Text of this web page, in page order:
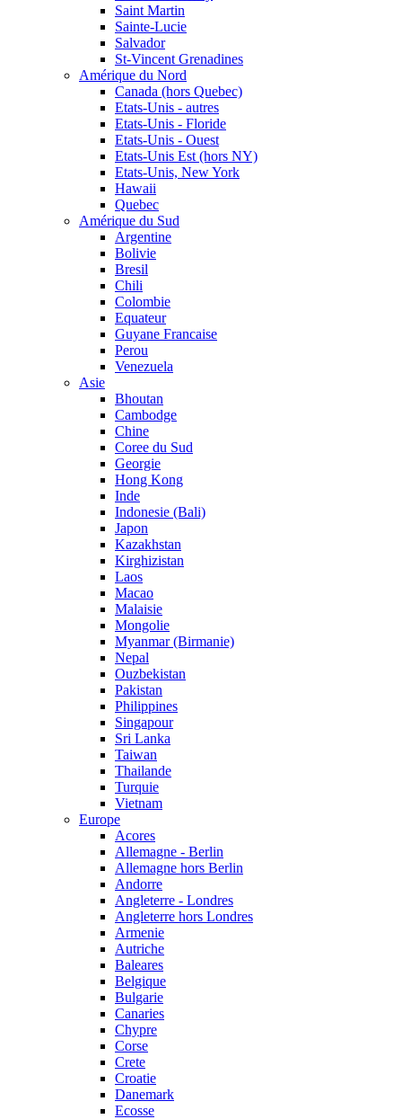
Saint Martin
Sainte-Lucie
Salvador
St-Vincent Grenadines
Amérique du Nord
Canada (hors Quebec)
Etats-Unis - autres
Etats-Unis - Floride
Etats-Unis - Ouest
Etats-Unis Est (hors NY)
Etats-Unis, New York
Hawaii
Quebec
Amérique du Sud
Argentine
Bolivie
Bresil
Chili
Colombie
Equateur
Guyane Francaise
Perou
Venezuela
Asie
Bhoutan
Cambodge
Chine
Coree du Sud
Georgie
Hong Kong
Inde
Indonesie (Bali)
Japon
Kazakhstan
Kirghizistan
Laos
Macao
Malaisie
Mongolie
Myanmar (Birmanie)
Nepal
Ouzbekistan
Pakistan
Philippines
Singapour
Sri Lanka
Taiwan
Thailande
Turquie
Vietnam
Europe
Acores
Allemagne - Berlin
Allemagne hors Berlin
Andorre
Angleterre - Londres
Angleterre hors Londres
Armenie
Autriche
Baleares
Belgique
Bulgarie
Canaries
Chypre
Corse
Crete
Croatie
Danemark
Ecosse